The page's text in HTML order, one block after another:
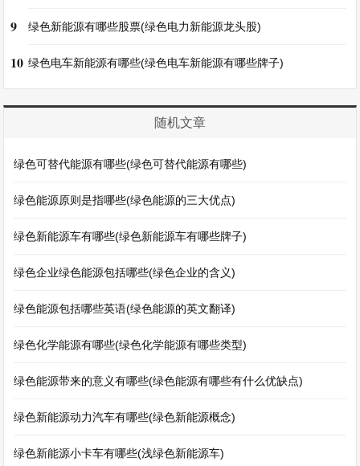
9 绿色新能源有哪些股票(绿色电力新能源龙头股)
10 绿色电车新能源有哪些(绿色电车新能源有哪些牌子)
随机文章
绿色可替代能源有哪些(绿色可替代能源有哪些)
绿色能源原则是指哪些(绿色能源的三大优点)
绿色新能源车有哪些(绿色新能源车有哪些牌子)
绿色企业绿色能源包括哪些(绿色企业的含义)
绿色能源包括哪些英语(绿色能源的英文翻译)
绿色化学能源有哪些(绿色化学能源有哪些类型)
绿色能源带来的意义有哪些(绿色能源有哪些有什么优缺点)
绿色新能源动力汽车有哪些(绿色新能源概念)
绿色新能源小卡车有哪些(浅绿色新能源车)